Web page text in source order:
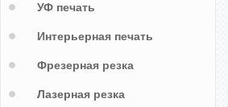
УФ печать
Интерьерная печать
Фрезерная резка
Лазерная резка